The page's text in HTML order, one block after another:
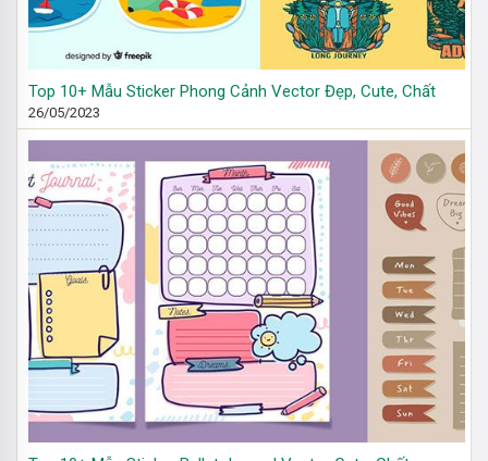
Top 10+ Mẫu Sticker Phong Cảnh Vector Đẹp, Cute, Chất
26/05/2023